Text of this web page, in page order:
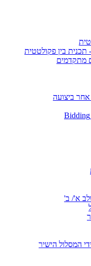
תכנית בין פקולטטית
מתקדמים
אחר ביצועה
א'/ ב'
המסלול הישיר